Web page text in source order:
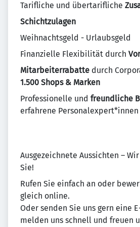
Tarifliche und übertarifliche
Schichtzulagen
Weihnachtsgeld - Urlaubsgeld
Finanzielle Flexibilität durch
Mitarbeiterrabatte durch
1.500 Shops & Marken
Professionelle und freundliche
erfahrene Personalexpert*innen
Ausgezeichnete Aussichten –
Sie!
Rufen Sie einfach an oder
gleich online.
Oder senden Sie uns gern eine
melden uns schnell und freuen